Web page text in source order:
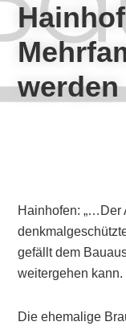
werden
Hainhofen: „…Der
gefällt dem
weitergehen kann.
Die ehemalige